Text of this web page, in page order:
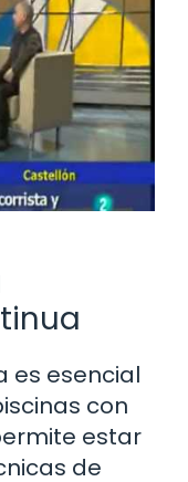
es esencial
con
estar
de